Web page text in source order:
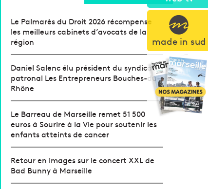
made in sud
Le Palmarès du Droit 2026 récompense
les meilleurs cabinets d’avocats de la
région
Daniel Salenc élu président du syndicat
patronal Les Entrepreneurs Bouches-du-
Rhône
Le Barreau de Marseille remet 51 500
euros à Sourire à la Vie pour soutenir les
enfants atteints de cancer
Retour en images sur le concert XXL de
Bad Bunny à Marseille